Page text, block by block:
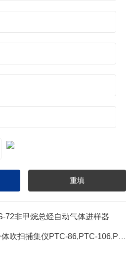
72非甲烷总烃自动气体进样器
扫捕集仪PTC-86,PTC-106,PTC,PTC-56